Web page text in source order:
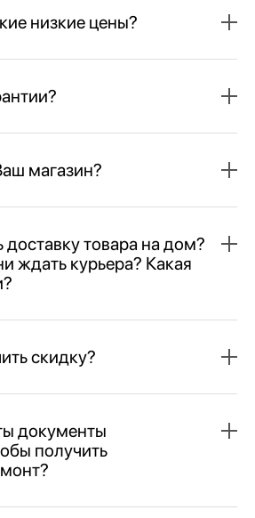
низкие цены?
магазин?
товара на дом?
ждать курьера? Какая
скидку?
документы
получить